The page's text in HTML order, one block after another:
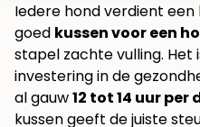
Iedere hond verdient een
goed kussen voor een
stapel zachte vulling. Het
investering in de
al gauw12 tot 14 uur per
kussen geeft de juiste